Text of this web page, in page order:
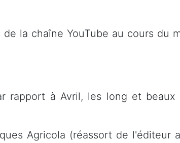
la chaîne YouTube au cours du
rapport à Avril, les long et
Agricola (réassort de l'éditeur